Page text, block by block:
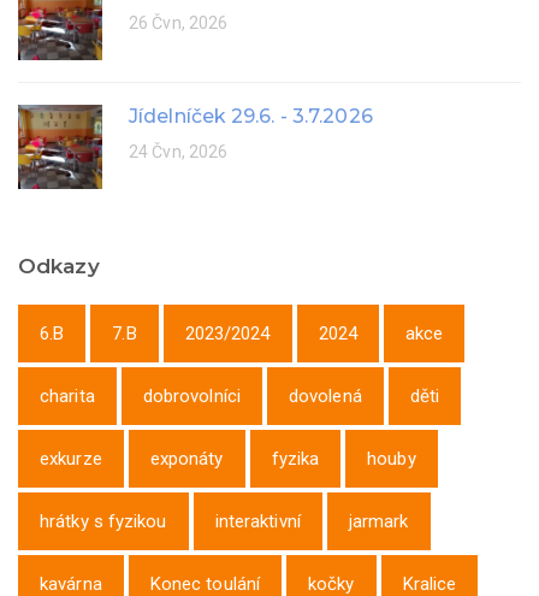
26 Čvn, 2026
Jídelníček 29.6. - 3.7.2026
24 Čvn, 2026
Odkazy
6.B 7.B 2023/2024 2024 akce
charita dobrovolníci dovolená děti
exkurze exponáty fyzika houby
hrátky s fyzikou interaktivní jarmark
kavárna Konec toulání kočky Kralice